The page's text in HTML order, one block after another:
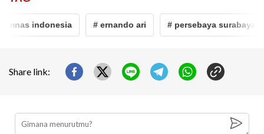
indonesia # ernando ari # persebaya surabaya
Share link: